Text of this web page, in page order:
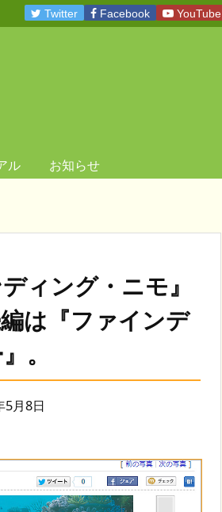
ル お知らせ
Twitter Facebook YouTube
ィング・ニモ』
は『ファインデ
。
5月8日